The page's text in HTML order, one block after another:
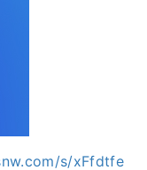
s/xFfdtfe